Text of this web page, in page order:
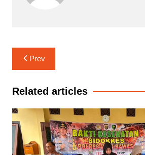
Navigasi
pos
Prev
Related articles